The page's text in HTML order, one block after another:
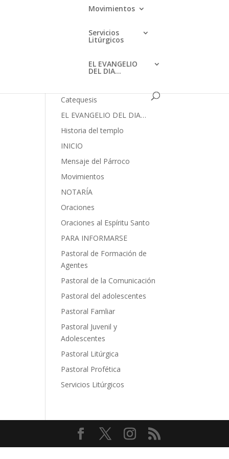
Movimientos
Servicios
Litúrgicos
EL EVANGELIO
DEL DIA…
mayo 2023
enero 2023
Categories
Catequesis
EL EVANGELIO DEL DIA…
Historia del templo
INICIO
Mensaje del Párroco
Movimientos
NOTARÍA
Oraciones
Oraciones al Espíritu Santo
PARA INFORMARSE
Pastoral de Formación de
Agentes
Pastoral de la Comunicación
Pastoral del adolescentes
Pastoral Famliar
Pastoral Juvenil y
Adolescentes
Pastoral Litúrgica
Pastoral Profética
Servicios Litúrgicos